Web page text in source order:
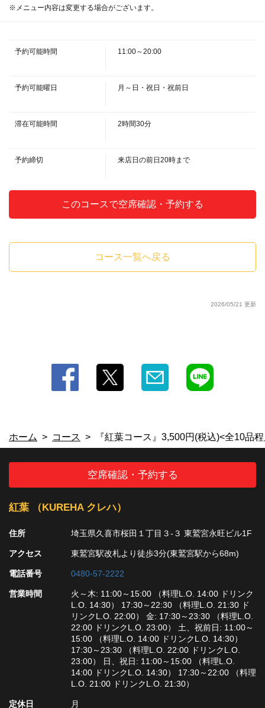
※メニュー内容は変更する場合がございます。
予約可能時間 11:00～20:00
予約可能曜日 月～日・祝日・祝前日
滞在可能時間 2時間30分
予約締切 来店日の前日20時まで
このコースで空席確認・予約する
コース一覧へ戻る
2026/05/21 更新
この店舗情報をシェアする
～9名のご予約はこちら） | 紅葉 （KUREHA クレハ）
ホーム コース 『紅葉コース』3,500円(税込)<全10
空席確認・予約する
紅葉 （KUREHA クレハ）
住所 埼玉県久喜市桜田１丁目３-３ 東鷲宮永旺ビル1F
アクセス 東鷲宮駅改札より徒歩3分(東鷲宮駅から68m)
電話番号 0480-57-2222
営業時間
火～木: 11:00～15:00 （料理L.O. 14:00 ドリンク
L.O. 14:30） 17:30～22:30 （料理L.O. 21:30 ド
リンクL.O. 22:00） 金: 17:30～23:30 （料理L.O.
22:00 ドリンクL.O. 23:00） 土、祝前日: 11:00～
15:00 （料理L.O. 14:00 ドリンクL.O. 14:30）
17:30～23:30 （料理L.O. 22:00 ドリンクL.O.
23:00） 日、祝日: 11:00～15:00 （料理L.O.
14:00 ドリンクL.O. 14:30） 17:30～22:00 （料理
L.O. 21:00 ドリンクL.O. 21:30）
定休日 月